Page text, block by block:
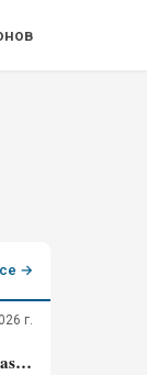
→
г.